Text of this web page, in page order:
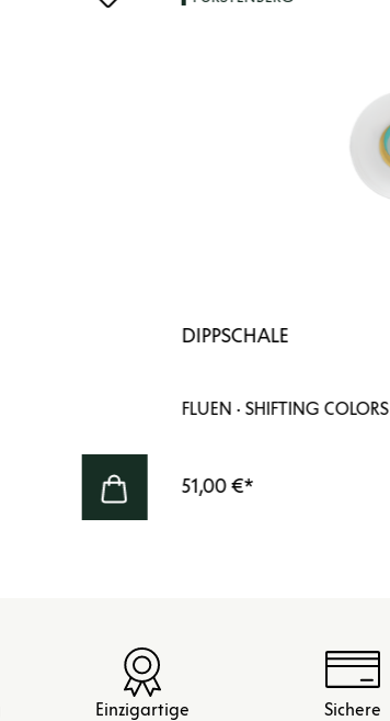
DIPPSCHALE
FLUEN · SHIFTING COLORS
51,00 €*
Einzigartige
Sichere